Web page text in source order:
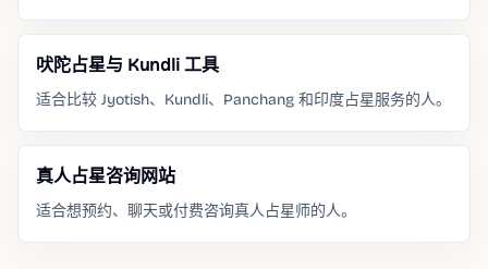
吠陀占星与 Kundli 工具
适合比较 Jyotish、Kundli、Panchang 和印度占星服务的人。
真人占星咨询网站
适合想预约、聊天或付费咨询真人占星师的人。